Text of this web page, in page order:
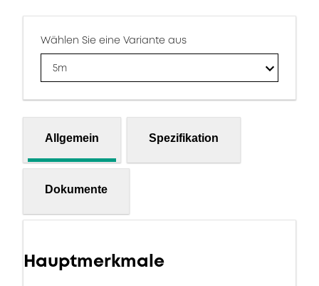
Wählen Sie eine Variante aus
5m
Allgemein Spezifikation
Dokumente
Hauptmerkmale